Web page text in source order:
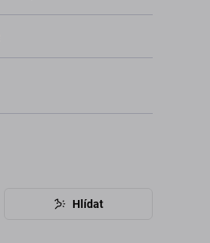
Hlídat